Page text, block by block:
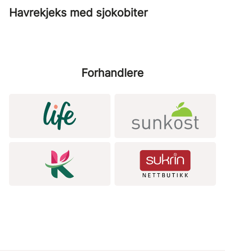
Havrekjeks med sjokobiter
Forhandlere